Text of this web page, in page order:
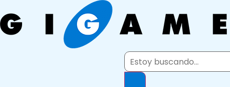
al
contenido
Search